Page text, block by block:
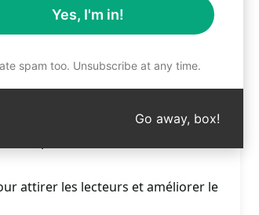
visibilité en ligne avec un contenu
pour attirer plus de trafic et
de recherche. Suivez nos
qui captivent les lecteurs et les
en ligne dès aujourd'hui!
SEO pour un bon classement
attirer les lecteurs et améliorer le
Yes, I'm in!
spam too. Unsubscribe at any time.
Go away, box!